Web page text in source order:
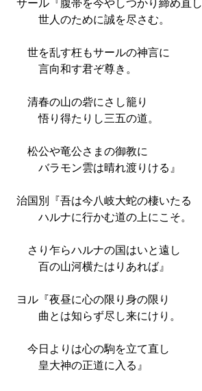
サール『腹帯を今やしつかり締め直し
世人のために誠を尽さむ。
世を乱す枉もサールの神言に
言向和す君ぞ尊き。
清春の山の砦にさし籠り
悟り得たりし三五の道。
松公や竜公さまの御教に
バラモン雲は晴れ渡りける』
治国別『吾は今八岐大蛇の棲いたる
ハルナに行かむ道の上にこそ。
さり乍らハルナの国はいと遠し
百の山河横たはりあれば』
ヨル『夜昼に心の限り身の限り
曲とは知らず尽し来にけり。
今日よりは心の駒を立て直し
皇大神の正道に入る』